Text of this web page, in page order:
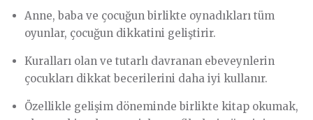
Anne, baba ve çocuğun birlikte oynadıkları tüm
oyunlar, çocuğun dikkatini geliştirir.
Kuralları olan ve tutarlı davranan ebeveynlerin
çocukları dikkat becerilerini daha iyi kullanır.
Özellikle gelişim döneminde birlikte kitap okumak,